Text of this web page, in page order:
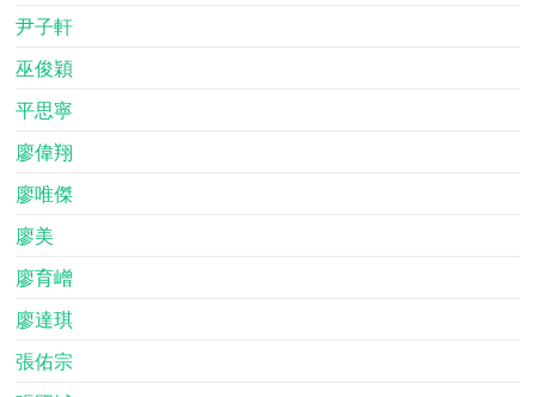
尹子軒
巫俊穎
平思寧
廖偉翔
廖唯傑
廖美
廖育嶒
廖達琪
張佑宗